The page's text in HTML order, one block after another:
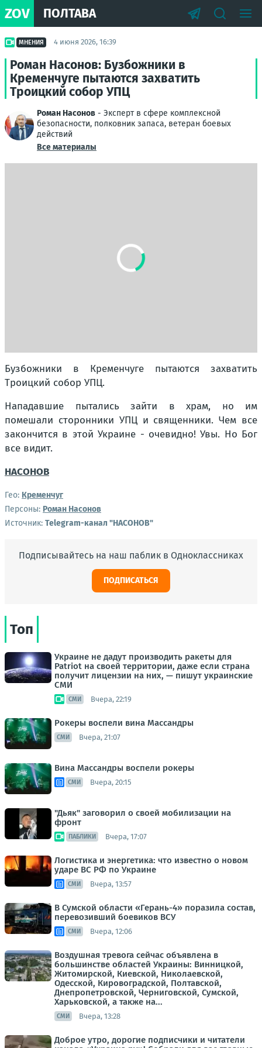
ZOV ПОЛТАВА
МНЕНИЯ 4 июня 2026, 16:39
Роман Насонов: Бузбожники в
Кременчуге пытаются захватить
Троицкий собор УПЦ
Роман Насонов - Эксперт в сфере комплексной
безопасности, полковник запаса, ветеран боевых
действий
Все материалы
Бузбожники в Кременчуге пытаются захватить
Троицкий собор УПЦ.
Нападавшие пытались зайти в храм, но им
помешали сторонники УПЦ и священники. Чем все
закончится в этой Украине - очевидно! Увы. Но Бог
все видит.
НАСОНОВ
Гео: Кременчуг
Персоны: Роман Насонов
Источник: Telegram-канал "НАСОНОВ"
Подписывайтесь на наш паблик в Одноклассниках
ПОДПИСАТЬСЯ
Топ
Украине не дадут производить ракеты для
Patriot на своей территории, даже если страна
получит лицензии на них, — пишут украинские
СМИ
СМИ Вчера, 22:19
Рокеры воспели вина Массандры
СМИ Вчера, 21:07
Вина Массандры воспели рокеры
СМИ Вчера, 20:15
"Дьяк" заговорил о своей мобилизации на
фронт
ПАБЛИКИ Вчера, 17:07
Логистика и энергетика: что известно о новом
ударе ВС РФ по Украине
СМИ Вчера, 13:57
В Сумской области «Герань-4» поразила состав,
перевозивший боевиков ВСУ
СМИ Вчера, 12:06
Воздушная тревога сейчас объявлена в
большинстве областей Украины: Винницкой,
Житомирской, Киевской, Николаевской,
Одесской, Кировоградской, Полтавской,
Днепропетровской, Черниговской, Сумской,
Харьковской, а также на...
СМИ Вчера, 13:28
Доброе утро, дорогие подписчики и читатели